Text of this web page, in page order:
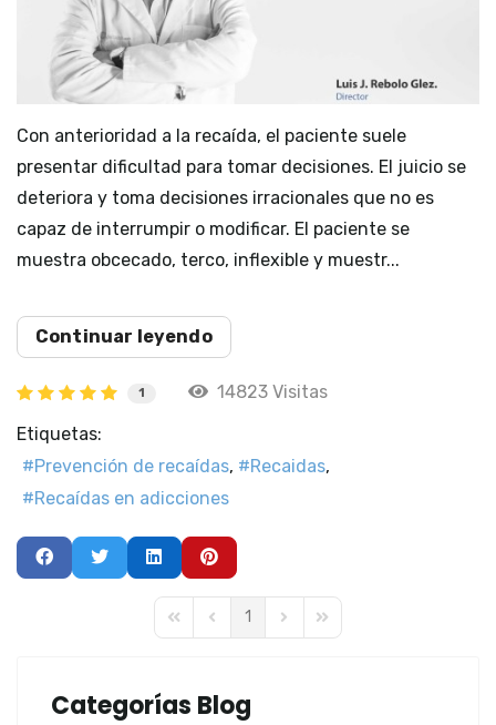
Con anterioridad a la recaída, el paciente suele
presentar dificultad para tomar decisiones. El juicio se
deteriora y toma decisiones irracionales que no es
capaz de interrumpir o modificar. El paciente se
muestra obcecado, terco, inflexible y muestr...
Continuar leyendo
1 14823 Visitas
Etiquetas:
Prevención de recaídas
Recaidas
Recaídas en adicciones
First PagePrevious Page
1 Next PageLast Page
Categorías Blog